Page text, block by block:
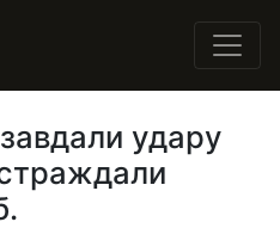
удару